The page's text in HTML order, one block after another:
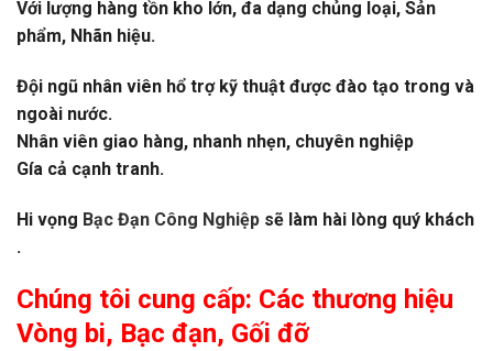
Với lượng hàng tồn kho lớn, đa dạng chủng loại, Sản
phẩm, Nhãn hiệu.
Đội ngũ nhân viên hổ trợ kỹ thuật được đào tạo trong và
ngoài nước.
Nhân viên giao hàng, nhanh nhẹn, chuyên nghiệp
Gía cả cạnh tranh.
Hi vọng Bạc Đạn Công Nghiệp sẽ làm hài lòng quý khách
.
Chúng tôi cung cấp: Các thương hiệu
Vòng bi, Bạc đạn, Gối đỡ